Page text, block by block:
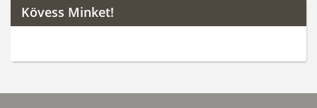
Kövess Minket!